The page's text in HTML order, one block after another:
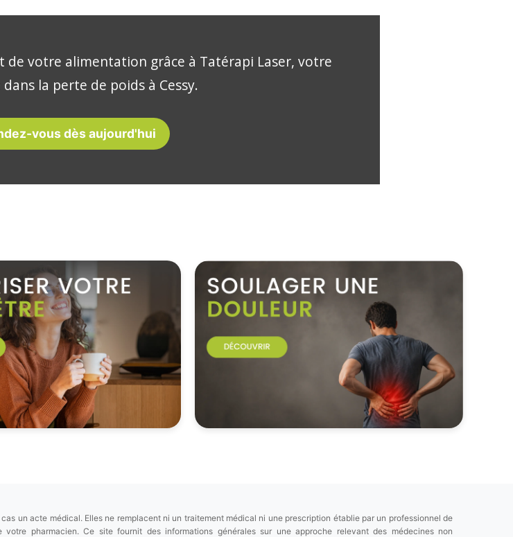
de votre alimentation grâce à Tatérapi Laser, votre
la perte de poids à Cessy.
vous dès aujourd'hui
un acte médical. Elles ne remplacent ni un traitement médical ni une prescription établie par un professionnel de
pharmacien. Ce site fournit des informations générales sur une approche relevant des médecines non